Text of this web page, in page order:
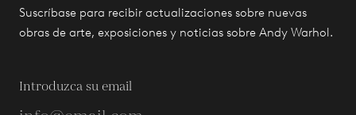
Suscríbase para recibir actualizaciones sobre nuevas
obras de arte, exposiciones y noticias sobre Andy Warhol.
Introduzca su email